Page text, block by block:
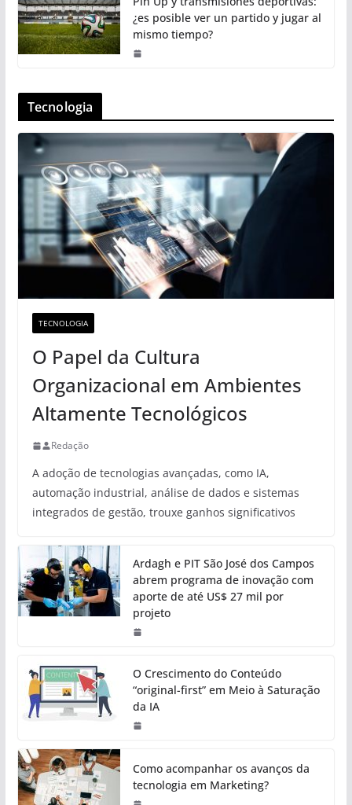
¿es posible ver un partido y jugar al
mismo tiempo?
Tecnologia
TECNOLOGIA
O Papel da Cultura
Organizacional em Ambientes
Altamente Tecnológicos
Redação
A adoção de tecnologias avançadas, como IA,
automação industrial, análise de dados e sistemas
integrados de gestão, trouxe ganhos significativos
Ardagh e PIT São José dos Campos
abrem programa de inovação com
aporte de até US$ 27 mil por
projeto
O Crescimento do Conteúdo
“original-first” em Meio à Saturação
da IA
Como acompanhar os avanços da
tecnologia em Marketing?